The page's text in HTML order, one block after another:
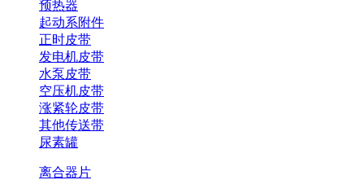
预热器
起动系附件
正时皮带
发电机皮带
水泵皮带
空压机皮带
涨紧轮皮带
其他传送带
尿素罐
离合器片